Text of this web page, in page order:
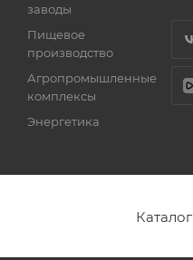
заводы
Пищевое
производство
Агропромышленные
комплексы
Энергетика
Каталог